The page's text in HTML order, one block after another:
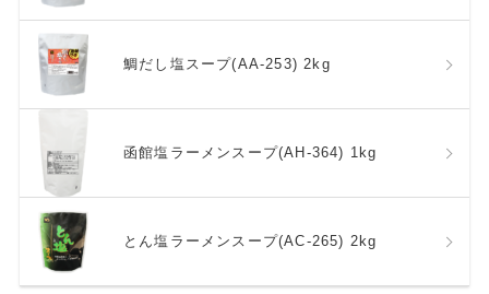
鯛だし塩スープ(AA-253) 2kg
函館塩ラーメンスープ(AH-364) 1kg
とん塩ラーメンスープ(AC-265) 2kg